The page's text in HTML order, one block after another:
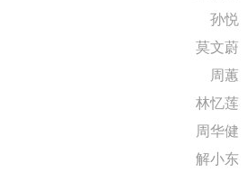
孙悦
莫文蔚
周蕙
林忆莲
周华健
解小东